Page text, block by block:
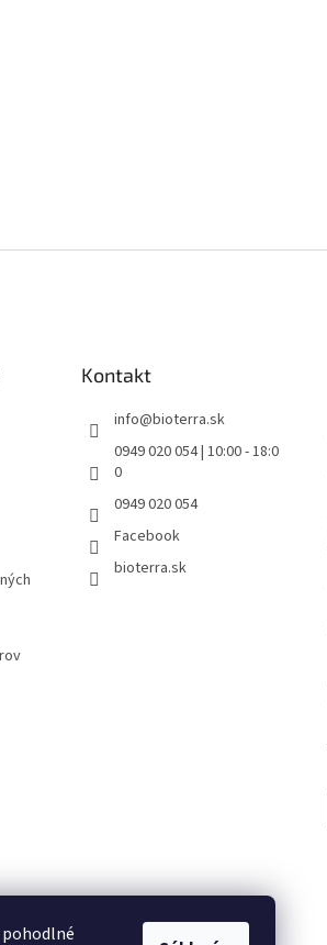
Kontakt
info@bioterra.sk
0949 020 054 | 10:00 - 18:0
0
0949 020 054
Facebook
bioterra.sk